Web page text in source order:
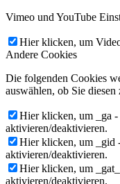
Vimeo und YouTube
Hier klicken, um
Andere Cookies
Die folgenden Cookies
auswählen, ob Sie diesen
Hier klicken, um _ga
aktivieren/deaktivieren.
Hier klicken, um _gid
aktivieren/deaktivieren.
Hier klicken, um
aktivieren/deaktivieren.